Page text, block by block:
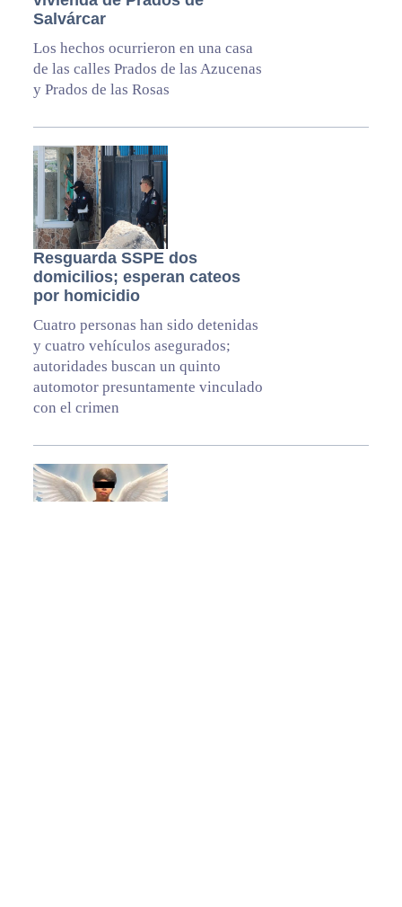
Salvárcar
Los hechos ocurrieron en una casa
de las calles Prados de las Azucenas
y Prados de las Rosas
Resguarda SSPE dos
domicilios; esperan cateos
por homicidio
Cuatro personas han sido detenidas
y cuatro vehículos asegurados;
autoridades buscan un quinto
automotor presuntamente vinculado
con el crimen